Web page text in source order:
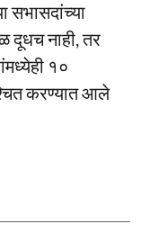
सभासदांच्या
दूधच नाही, तर
१०
करण्यात आले